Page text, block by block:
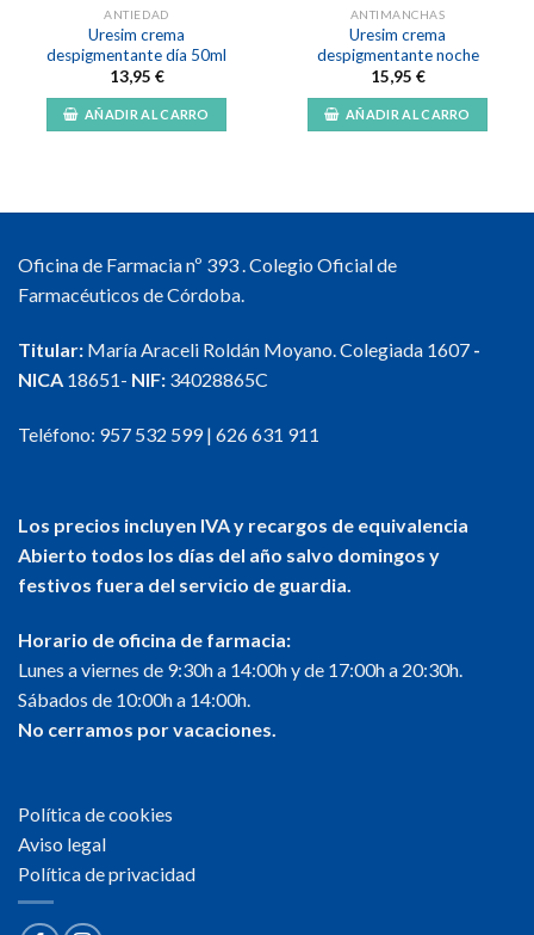
ANTIEDAD
Uresim crema
despigmentante día 50ml
13,95 €
AÑADIR AL CARRO
ANTIMANCHAS
Uresim crema
despigmentante noche
15,95 €
AÑADIR AL CARRO
Oficina de Farmacia nº 393 . Colegio Oficial de
Farmacéuticos de Córdoba.
Titular: María Araceli Roldán Moyano. Colegiada 1607 -
NICA 18651- NIF: 34028865C
Teléfono: 957 532 599| 626 631 911
Los precios incluyen IVA y recargos de equivalencia
Abierto todos los días del año salvo domingos y
festivos fuera del servicio de guardia.
Horario de oficina de farmacia:
Lunes a viernes de 9:30h a 14:00h y de 17:00h a 20:30h.
Sábados de 10:00h a 14:00h.
No cerramos por vacaciones.
Política de cookies
Aviso legal
Política de privacidad